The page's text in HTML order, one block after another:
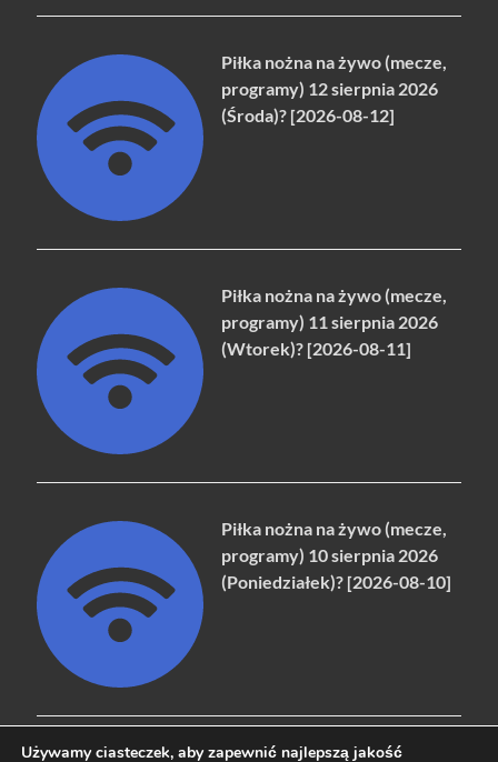
Piłka nożna na żywo (mecze,
programy) 12 sierpnia 2026
(Środa)? [2026-08-12]
Piłka nożna na żywo (mecze,
programy) 11 sierpnia 2026
(Wtorek)? [2026-08-11]
Piłka nożna na żywo (mecze,
programy) 10 sierpnia 2026
(Poniedziałek)? [2026-08-10]
Używamy ciasteczek, aby zapewnić najlepszą jakość